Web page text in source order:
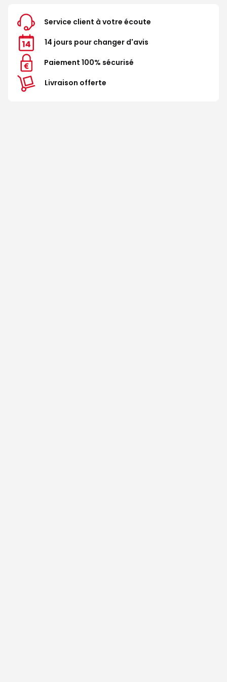
Service client à votre écoute
14 jours pour changer d'avis
Paiement 100% sécurisé
Livraison offerte